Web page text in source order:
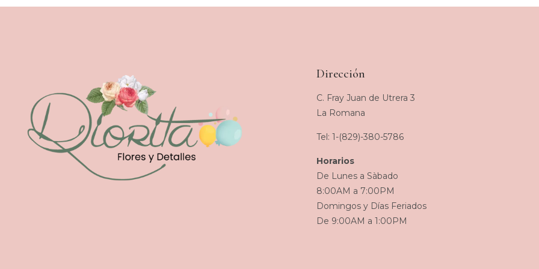
Dirección
C. Fray Juan de Utrera 3
La Romana
Tel: 1-(829)-380-5786
Horarios
De Lunes a Sàbado
8:00AM a 7:00PM
Domingos y Días Feriados
De 9:00AM a 1:00PM